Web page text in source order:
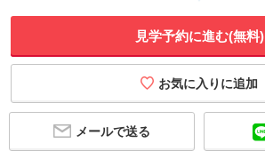
見学予約に進む(無料)
メールで送る